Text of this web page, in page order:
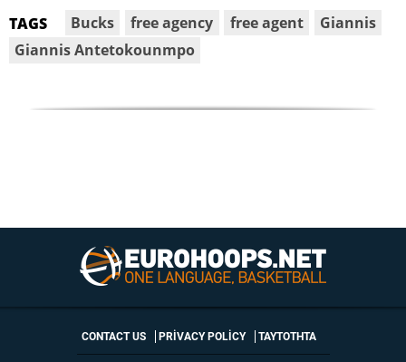
TAGS Bucks free agency free agent
Giannis
Giannis Antetokounmpo
CONTACT US PRIVACY POLICY ΤΑΥΤΟΤΗΤΑ